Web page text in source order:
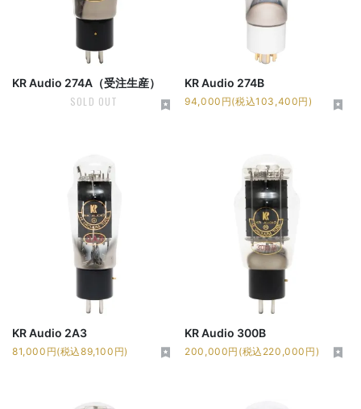
KR Audio 274A（受注生産）
SOLD OUT
KR Audio 274B
94,000円(税込103,400円)
KR Audio 2A3
81,000円(税込89,100円)
KR Audio 300B
200,000円(税込220,000円)